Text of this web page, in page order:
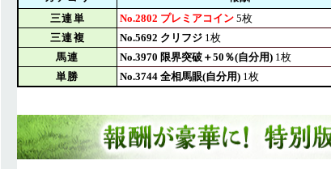
三連単
No.2802 プレミアコイン 5枚
三連複 No.5692 クリフジ 1枚
馬連
No.3970 限界突破＋50％(自分用) 1枚
単勝
No.3744 全相馬眼(自分用) 1枚